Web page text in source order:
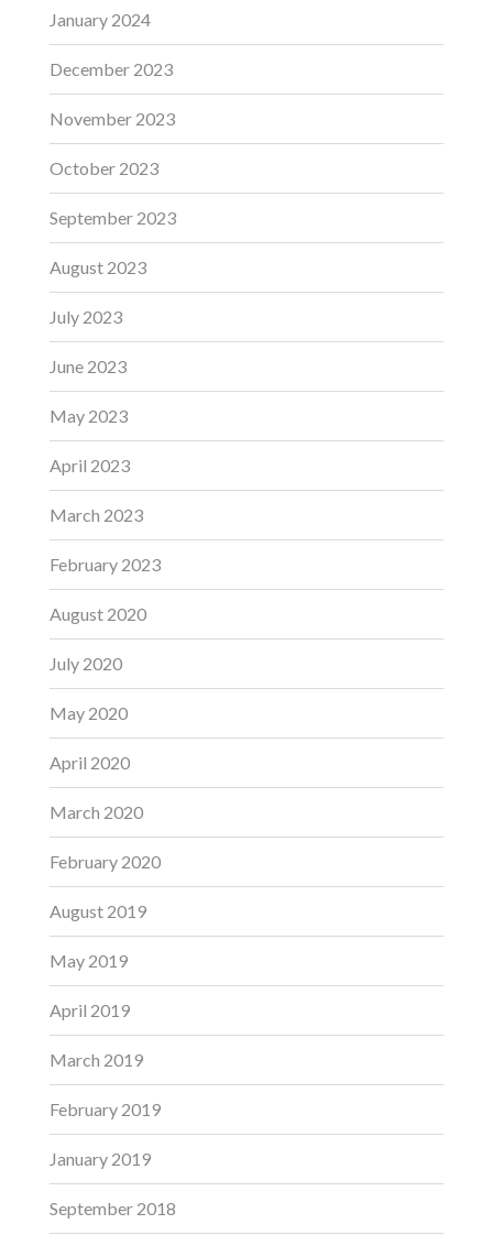
January 2024
December 2023
November 2023
October 2023
September 2023
August 2023
July 2023
June 2023
May 2023
April 2023
March 2023
February 2023
August 2020
July 2020
May 2020
April 2020
March 2020
February 2020
August 2019
May 2019
April 2019
March 2019
February 2019
January 2019
September 2018